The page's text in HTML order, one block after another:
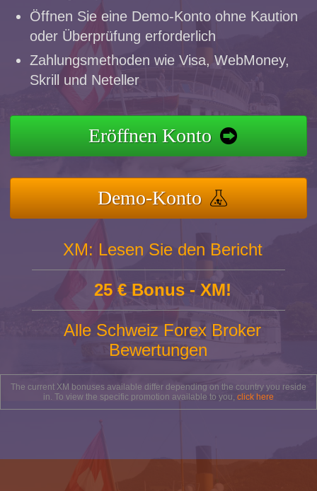
Öffnen Sie eine Demo-Konto ohne Kaution
oder Überprüfung erforderlich
Zahlungsmethoden wie Visa, WebMoney,
Skrill und Neteller
Eröffnen Konto
Demo-Konto
XM: Lesen Sie den Bericht
25 € Bonus - XM!
Alle Schweiz Forex Broker
Bewertungen
The current XM bonuses available differ depending on the country you reside
in. To view the specific promotion available to you, click here